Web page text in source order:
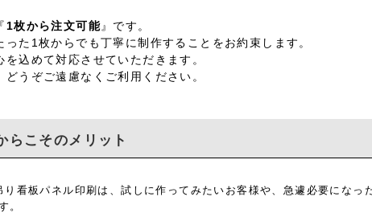
1枚から注文可能』です。
た1枚からでも丁寧に制作することをお約束します。
込めて対応させていただきます。
うぞご遠慮なくご利用ください。
らこそのメリット
り看板パネル印刷は、試しに作ってみたいお客様や、急遽必要になっ
。